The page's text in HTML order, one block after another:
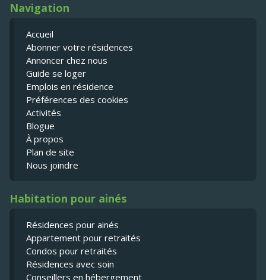
Navigation
Accueil
Abonner votre résidences
Annoncer chez nous
Guide se loger
Emplois en résidence
Préférences des cookies
Activités
Blogue
À propos
Plan de site
Nous joindre
Habitation pour ainés
Résidences pour ainés
Appartement pour retraités
Condos pour retraités
Résidences avec soin
Conseillers en hébergement